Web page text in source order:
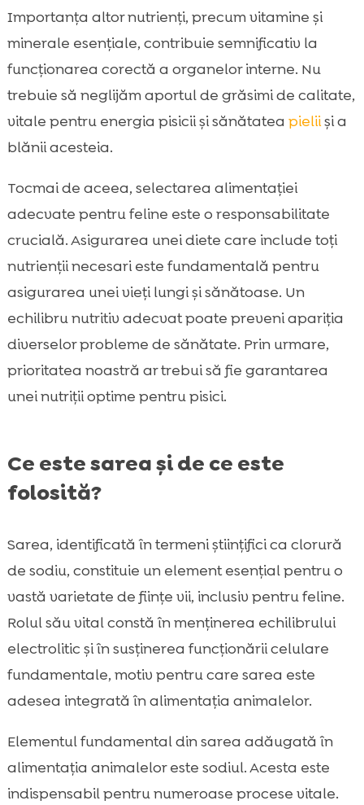
Importanța altor nutrienți, precum vitamine și
minerale esențiale, contribuie semnificativ la
funcționarea corectă a organelor interne. Nu
trebuie să neglijăm aportul de grăsimi de calitate,
vitale pentru energia pisicii și sănătatea pieliiși a
blănii acesteia.
Tocmai de aceea, selectarea alimentației
adecvate pentru feline este o responsabilitate
crucială. Asigurarea unei diete care include toți
nutrienții necesari este fundamentală pentru
asigurarea unei vieți lungi și sănătoase. Un
echilibru nutritiv adecvat poate preveni apariția
diverselor probleme de sănătate. Prin urmare,
prioritatea noastră ar trebui să fie garantarea
unei nutriții optime pentru pisici.
Ce este sarea și de ce este
folosită?
Sarea, identificată în termeni științifici ca clorură
de sodiu, constituie un element esențial pentru o
vastă varietate de ființe vii, inclusiv pentru feline.
Rolul său vital constă în menținerea echilibrului
electrolitic şi în susținerea funcționării celulare
fundamentale, motiv pentru care sarea este
adesea integrată în alimentația animalelor.
Elementul fundamental din sarea adăugată în
alimentația animalelor este sodiul. Acesta este
indispensabil pentru numeroase procese vitale.